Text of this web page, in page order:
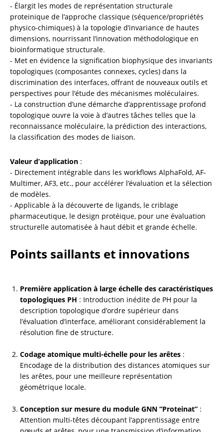
- Élargit les modes de représentation structurale
proteinique de l’approche classique (séquence/propriétés
physico-chimiques) à la topologie d’invariance de hautes
dimensions, nourrissant l’innovation méthodologique en
bioinformatique structurale.
- Met en évidence la signification biophysique des invariants
topologiques (composantes connexes, cycles) dans la
discrimination des interfaces, offrant de nouveaux outils et
perspectives pour l’étude des mécanismes moléculaires.
- La construction d’une démarche d’apprentissage profond
topologique ouvre la voie à d’autres tâches telles que la
reconnaissance moléculaire, la prédiction des interactions,
la classification des modes de liaison.
Valeur d’application :
- Directement intégrable dans les workflows AlphaFold, AF-
Multimer, AF3, etc., pour accélérer l’évaluation et la sélection
de modèles.
- Applicable à la découverte de ligands, le criblage
pharmaceutique, le design protéique, pour une évaluation
structurelle automatisée à haut débit et grande échelle.
Points saillants et innovations
Première application à large échelle des caractéristiques
topologiques PH : Introduction inédite de PH pour la
description topologique d’ordre supérieur dans
l’évaluation d’interface, améliorant considérablement la
résolution fine de structure.
Codage atomique multi-échelle pour les arêtes :
Encodage de la distribution des distances atomiques sur
les arêtes, pour une meilleure représentation
géométrique locale.
Conception sur mesure du module GNN “Proteinat” :
Attention multi-têtes découpant l’apprentissage entre